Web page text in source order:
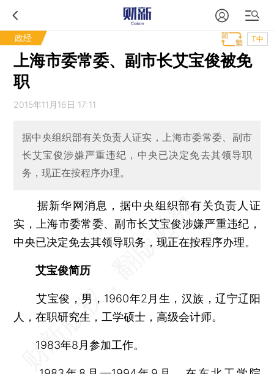
政经 T中
上海市委常委、副市长艾宝俊被免
职
2015年11月16日 17:11
据中央组织部有关负责人证实，上海市委常委、副市
长艾宝俊涉嫌严重违纪，中央已决定免去其领导职
务，现正在按程序办理。
据新华网消息，据中央组织部有关负责人证
实，上海市委常委、副市长艾宝俊涉嫌严重违纪，
中央已决定免去其领导职务，现正在按程序办理。
艾宝俊简历
艾宝俊，男，1960年2月生，汉族，辽宁辽阳
人，在职研究生，工学硕士，高级会计师。
1983年8月参加工作。